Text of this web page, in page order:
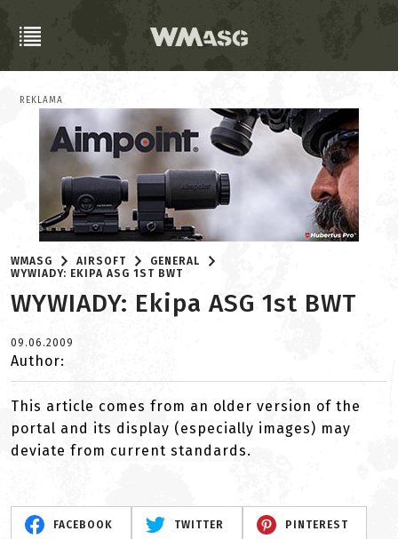
REKLAMA
WMASG AIRSOFT
GENERAL
WYWIADY: EKIPA ASG 1ST BWT
WYWIADY: Ekipa ASG 1st BWT
09.06.2009
Author:
This article comes from an older version of the
portal and its display (especially images) may
deviate from current standards.
FACEBOOK TWITTER PINTEREST